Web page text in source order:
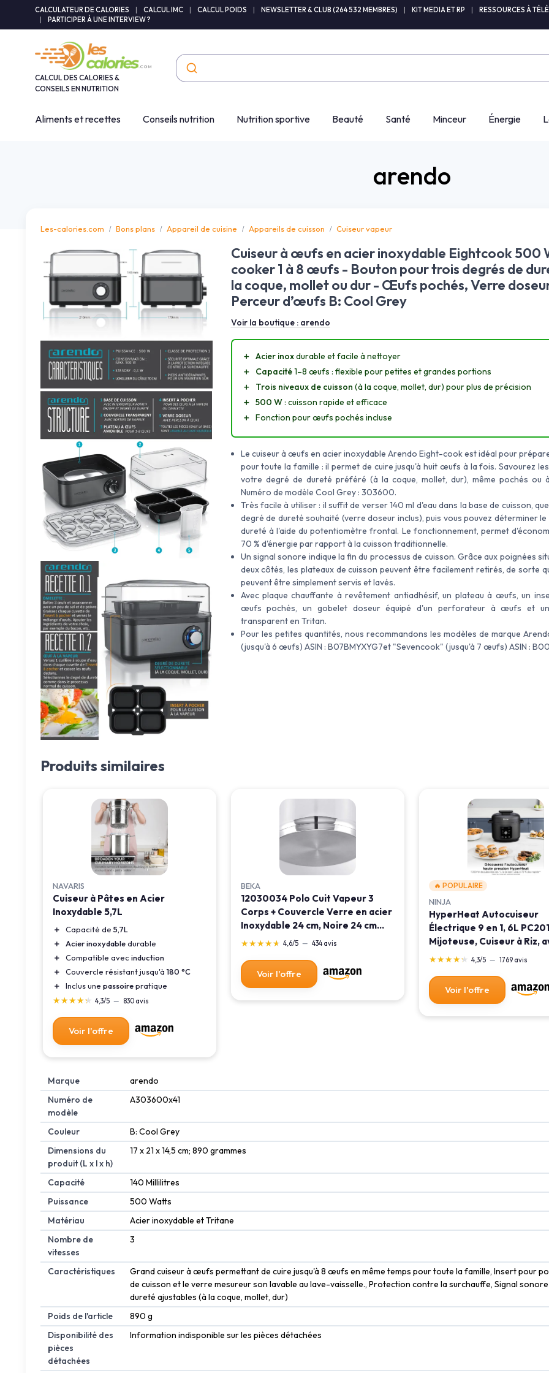
CALCULATEUR DE CALORIES CALCUL IMC CALCUL POIDS NEWSLETTER & CLUB (264 532 MEMBRES) KIT MEDIA ET RP
RESSOURCES À
PARTICIPER À UNE INTERVIEW ?
CALCUL DES CALORIES &
CONSEILS EN NUTRITION
Aliments et recettes Conseils nutrition Nutrition sportive Beauté Santé Minceur Énergie
arendo
Les-calories.com Bons plans Appareil de cuisine Appareils de cuisson Cuiseur vapeur
Cuiseur à œufs en acier inoxydable Eightcook 500
cooker 1 à 8 œufs - Bouton pour trois degrés de
la coque, mollet ou dur - Œufs pochés, Verre
Perceur d’œufs B: Cool Grey
Voir la boutique : arendo
＋ Acier inoxdurable et facile à nettoyer
＋
Capacité1–8 œufs : flexible pour petites et grandes portions
＋
Trois niveaux de cuisson (à la coque, mollet, dur) pour plus de précision
＋ 500 W: cuisson rapide et efficace
＋ Fonction pour œufs pochés incluse
Le cuiseur à œufs en acier inoxydable Arendo Eight-cook est idéal pour
pour toute la famille : il permet de cuire jusqu'à huit œufs à la fois. Savourez
votre degré de dureté préféré (à la coque, mollet, dur), même pochés ou
Numéro de modèle Cool Grey : 303600.
Très facile à utiliser : il suffit de verser 140 ml d'eau dans la base de cuisson,
degré de dureté souhaité (verre doseur inclus), puis vous pouvez déterminer
dureté à l'aide du potentiomètre frontal. Le fonctionnement, permet
70 % d'énergie par rapport à la cuisson traditionnelle.
Un signal sonore indique la fin du processus de cuisson. Grâce aux poignées
deux côtés, les plateaux de cuisson peuvent être facilement retirés, de sorte
peuvent être simplement servis et lavés.
Avec plaque chauffante à revêtement antiadhésif, un plateau à œufs, un
œufs pochés, un gobelet doseur équipé d'un perforateur à œufs et un
transparent en Tritan.
Pour les petites quantités, nous recommandons les modèles de marque
(jusqu'à 6 œufs) ASIN : B07BMYXYG7et "Sevencook" (jusqu'à 7 œufs) ASIN :
Produits similaires
NAVARIS
Cuiseur à Pâtes en Acier
Inoxydable 5,7L
＋ Capacité de 5,7L
＋
Acier inoxydabledurable
＋
Compatible avec induction
＋
Couvercle résistant jusqu'à180 °C
＋
Inclus une passoirepratique
★★★★★
★★★★★ 4,3/5 — 830 avis
Voir l'offre
BEKA
12030034 Polo Cuit Vapeur 3
Corps + Couvercle Verre en acier
Inoxydable 24 cm, Noire 24 cm
Unique
★★★★★
★★★★★ 4,6/5 — 434 avis
Voir l'offre
🔥 POPULAIRE
NINJA
HyperHeat Autocuiseur
Électrique 9 en 1, 6L
Mijoteuse, Cuiseur à Riz,
Grille de Cuisson Vapeur
Lave-Vaisselle, Pour le
Multicuiseur Hyperheat 9-
★★★★★
★★★★★ 4,3/5 — 1769 avis
Voir l'offre
Marque
‎arendo
Numéro de
modèle
‎A303600x41
Couleur
‎B: Cool Grey
Dimensions du
produit (L x l x h)
‎17 x 21 x 14,5 cm; 890 grammes
Capacité
‎140 Millilitres
Puissance
‎500 Watts
Matériau
‎Acier inoxydable et Tritane
Nombre de
vitesses
‎3
Caractéristiques
‎Grand cuiseur à œufs permettant de cuire jusqu'à 8 œufs en même temps pour toute la famille, Insert pour
de cuisson et le verre mesureur son lavable au lave-vaisselle., Protection contre la surchauffe, Signal
dureté ajustables (à la coque, mollet, dur)
Poids de l'article
‎890 g
Disponibilité des
pièces
détachées
‎Information indisponible sur les pièces détachées
Panneau de gestion des cookies